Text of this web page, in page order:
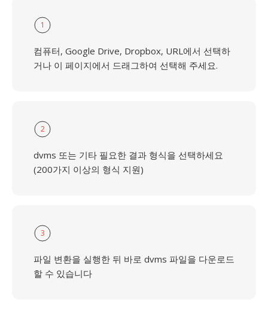
1
컴퓨터, Google Drive, Dropbox, URL에서 선택하
거나 이 페이지에서 드래그하여 선택해 주세요.
2
dvms 또는 기타 필요한 결과 형식을 선택하세요
(200가지 이상의 형식 지원)
3
파일 변환을 실행한 뒤 바로 dvms 파일을 다운로드
할 수 있습니다